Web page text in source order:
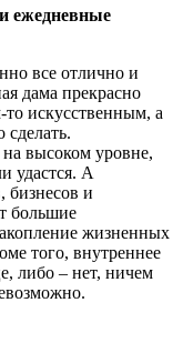
ежедневные
все отлично и
дама прекрасно
искусственным, а
высоком уровне,
удастся. А
бизнесов и
большие
жизненных
того, внутреннее
либо – нет, ничем